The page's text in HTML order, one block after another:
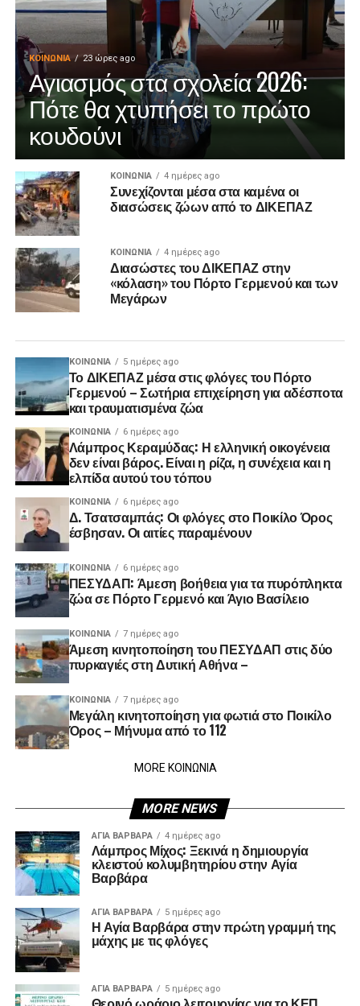
ΚΟΙΝΩΝΊΑ 23 ώρες ago
Αγιασμός στα σχολεία 2026:
Πότε θα χτυπήσει το πρώτο
κουδούνι
ΚΟΙΝΩΝΊΑ 4 ημέρες ago
Συνεχίζονται μέσα στα καμένα οι
διασώσεις ζώων από το ΔΙΚΕΠΑΖ
ΚΟΙΝΩΝΊΑ 4 ημέρες ago
Διασώστες του ΔΙΚΕΠΑΖ στην
«κόλαση» του Πόρτο Γερμενού και των
Μεγάρων
ΚΟΙΝΩΝΊΑ 5 ημέρες ago
Το ΔΙΚΕΠΑΖ μέσα στις φλόγες του Πόρτο
Γερμενού – Σωτήρια επιχείρηση για αδέσποτα
και τραυματισμένα ζώα
ΚΟΙΝΩΝΊΑ 6 ημέρες ago
Λάμπρος Κεραμύδας: Η ελληνική οικογένεια
δεν είναι βάρος. Είναι η ρίζα, η συνέχεια και η
ελπίδα αυτού του τόπου
ΚΟΙΝΩΝΊΑ 6 ημέρες ago
Δ. Τσατσαμπάς: Οι φλόγες στο Ποικίλο Όρος
έσβησαν. Οι αιτίες παραμένουν
ΚΟΙΝΩΝΊΑ 6 ημέρες ago
ΠΕΣΥΔΑΠ: Άμεση βοήθεια για τα πυρόπληκτα
ζώα σε Πόρτο Γερμενό και Άγιο Βασίλειο
ΚΟΙΝΩΝΊΑ 7 ημέρες ago
Άμεση κινητοποίηση του ΠΕΣΥΔΑΠ στις δύο
πυρκαγιές στη Δυτική Αθήνα –
ΚΟΙΝΩΝΊΑ 7 ημέρες ago
Μεγάλη κινητοποίηση για φωτιά στο Ποικίλο
Όρος – Μήνυμα από το 112
MORE ΚΟΙΝΩΝΙΑ
MORE NEWS
ΑΓΙΑ ΒΑΡΒΑΡΑ 4 ημέρες ago
Λάμπρος Μίχος: Ξεκινά η δημιουργία
κλειστού κολυμβητηρίου στην Αγία
Βαρβάρα
ΑΓΙΑ ΒΑΡΒΑΡΑ 5 ημέρες ago
Η Αγία Βαρβάρα στην πρώτη γραμμή της
μάχης με τις φλόγες
ΑΓΙΑ ΒΑΡΒΑΡΑ 5 ημέρες ago